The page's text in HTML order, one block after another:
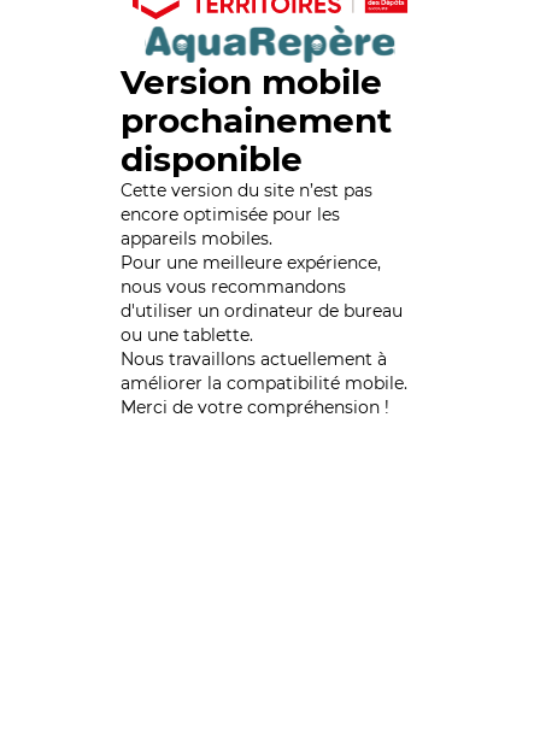
Version mobile
prochainement
disponible
Cette version du site n’est pas
encore optimisée pour les
appareils mobiles.
Pour une meilleure expérience,
nous vous recommandons
d'utiliser un ordinateur de bureau
ou une tablette.
Nous travaillons actuellement à
améliorer la compatibilité mobile.
Merci de votre compréhension !